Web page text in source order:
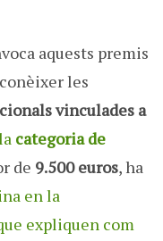
aquests premis
les
vinculades a
categoria de
de 9.500 euros, ha
en la
expliquen com